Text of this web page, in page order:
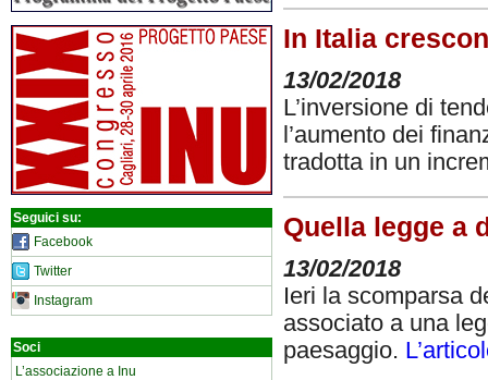
Seguici su:
Facebook
Twitter
Instagram
Soci
L’associazione a Inu
In Italia
13/02/2018
L’inversione di
l’aumento dei
tradotta in un
Quella legge a
13/02/2018
Ieri la scomparsa
associato a una
paesaggio.